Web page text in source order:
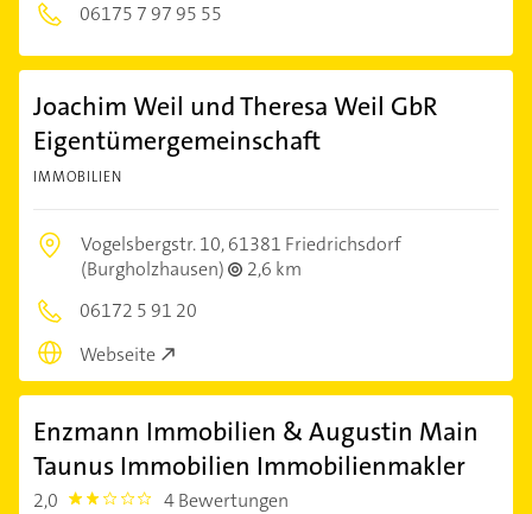
06175 7 97 95 55
Joachim Weil und Theresa Weil GbR
Eigentümergemeinschaft
IMMOBILIEN
Vogelsbergstr. 10,61381 Friedrichsdorf
(Burgholzhausen)
2,6 km
06172 5 91 20
Webseite
Enzmann Immobilien & Augustin Main
Taunus Immobilien Immobilienmakler
2,0 2.0 4 Bewertungen